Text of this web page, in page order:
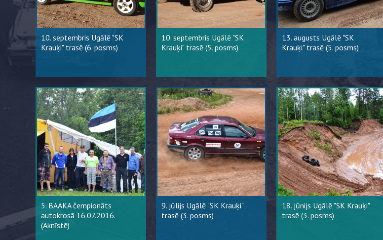
10. septembris Ugālē "SK
Krauķi" trasē (6. posms)
10. septembris Ugālē "SK
Krauķi" trasē (5. posms)
13. augusts Ugālē "SK
Krauķi" trasē (5. posms)
5. BAAKA čempionāts
autokrosā 16.07.2016.
(Aknīstē)
9. jūlijs Ugālē "SK Krauķi"
trasē (3. posms)
18. jūnijs Ugālē "SK Krauķi"
trasē (3. posms)